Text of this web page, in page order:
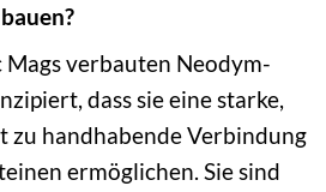
Mags verbauten Neodym-
dass sie eine starke,
zu handhabende Verbindung
ermöglichen. Sie sind